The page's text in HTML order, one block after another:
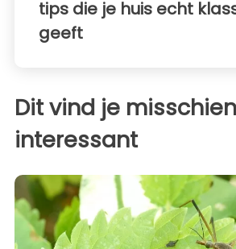
tips die je huis echt
geeft
Dit vind je
interessant